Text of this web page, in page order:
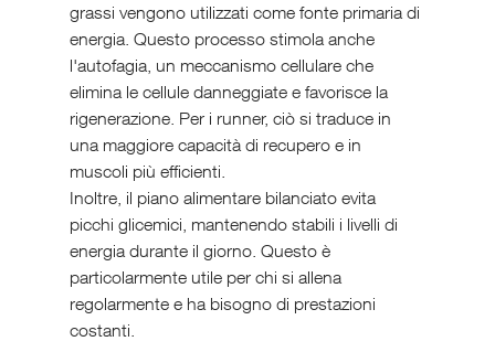
grassi vengono utilizzati come fonte primaria di
energia. Questo processo stimola anche
l'autofagia, un meccanismo cellulare che
elimina le cellule danneggiate e favorisce la
rigenerazione. Per i runner, ciò si traduce in
una maggiore capacità di recupero e in
muscoli più efficienti.
Inoltre, il piano alimentare bilanciato evita
picchi glicemici, mantenendo stabili i livelli di
energia durante il giorno. Questo è
particolarmente utile per chi si allena
regolarmente e ha bisogno di prestazioni
costanti.